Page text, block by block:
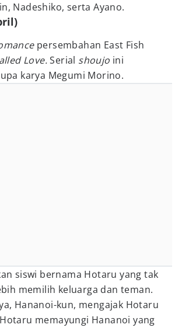
Nadeshiko, serta Ayano.
persembahan East Fish
Love.Serial shoujo ini
karya Megumi Morino.
siswi bernama Hotaru yang tak
memilih keluarga dan teman.
Hananoi-kun, mengajak Hotaru
memayungi Hananoi yang